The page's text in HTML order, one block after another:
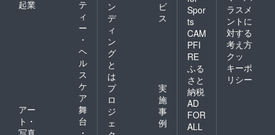
起業
テ
ィ
ー
・
ヘ
ル
ス
ケ
ア
アー
ト・
写真
舞
台
・
ン
デ
ィ
ン
グ
と
は
ビ
ス
プ
ロ
ジ
ェ
実
施
事
例
Spor
ts
CAM
PFI
RE
ふる
さと
納税
AD
FOR
ALL
ラスメ
ントに
対する
考え方
クッ
キーポ
リシー